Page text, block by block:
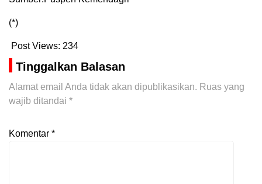
(*)
Post Views: 234
Tinggalkan Balasan
Alamat email Anda tidak akan dipublikasikan. Ruas yang
wajib ditandai *
Komentar *